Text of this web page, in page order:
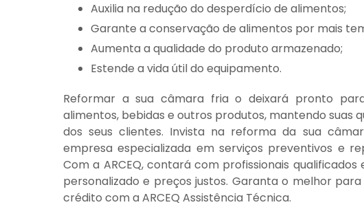
Auxilia na redução do desperdício de alimentos;
Garante a conservação de alimentos por mais
Aumenta a qualidade do produto armazenado;
Estende a vida útil do equipamento.
Reformar a sua câmara fria o deixará pronto
alimentos, bebidas e outros produtos, mantendo suas
dos seus clientes. Invista na reforma da sua
empresa especializada em serviços preventivos e
Com a ARCEQ, contará com profissionais
personalizado e preços justos. Garanta o melhor
crédito com a ARCEQ Assistência Técnica.